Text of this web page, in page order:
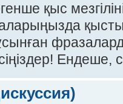
қыс
Ендеше,